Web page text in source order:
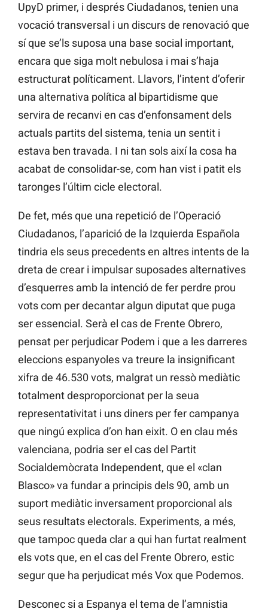
UpyD primer, i després Ciudadanos, tenien una
vocació transversal i un discurs de renovació que
sí que se’ls suposa una base social important,
encara que siga molt nebulosa i mai s’haja
estructurat políticament. Llavors, l’intent d’oferir
una alternativa política al bipartidisme que
servira de recanvi en cas d’enfonsament dels
actuals partits del sistema, tenia un sentit i
estava ben travada. I ni tan sols així la cosa ha
acabat de consolidar-se, com han vist i patit els
taronges l’últim cicle electoral.
De fet, més que una repetició de l’Operació
Ciudadanos, l’aparició de la Izquierda Española
tindria els seus precedents en altres intents de la
dreta de crear i impulsar suposades alternatives
d’esquerres amb la intenció de fer perdre prou
vots com per decantar algun diputat que puga
ser essencial. Serà el cas de Frente Obrero,
pensat per perjudicar Podem i que a les darreres
eleccions espanyoles va treure la insignificant
xifra de 46.530 vots, malgrat un ressò mediàtic
totalment desproporcionat per la seua
representativitat i uns diners per fer campanya
que ningú explica d’on han eixit. O en clau més
valenciana, podria ser el cas del Partit
Socialdemòcrata Independent, que el «clan
Blasco» va fundar a principis dels 90, amb un
suport mediàtic inversament proporcional als
seus resultats electorals. Experiments, a més,
que tampoc queda clar a qui han furtat realment
els vots que, en el cas del Frente Obrero, estic
segur que ha perjudicat més Vox que Podemos.
Desconec si a Espanya el tema de l’amnistia